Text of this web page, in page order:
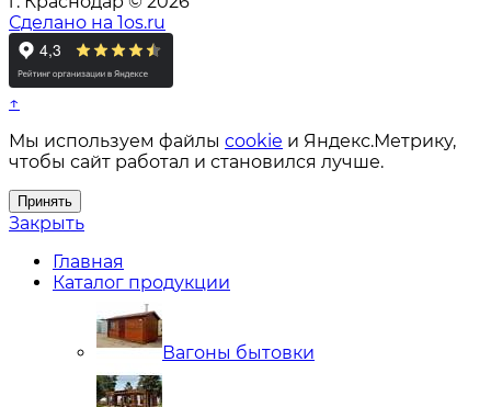
Сделано на 1os.ru
↑
Мы используем файлы cookie и Яндекс.Метрику,
чтобы сайт работал и становился лучше.
Принять
Закрыть
Главная
Каталог продукции
Вагоны бытовки